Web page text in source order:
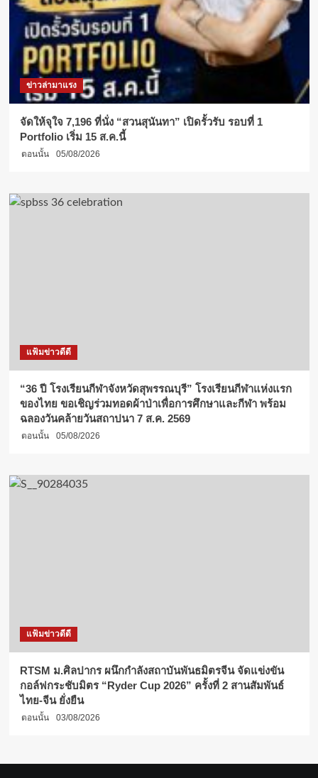
ข่าวล่ามาแรง
จัดให้จุใจ 7,196 ที่นั่ง “สวนสุนันทา” เปิดรั้วรับ รอบที่ 1
Portfolio เริ่ม 15 ส.ค.นี้
ตอนนั้น 05/08/2026
แฟ้มข่าวดีดี
“36 ปี โรงเรียนกีฬาจังหวัดสุพรรณบุรี” โรงเรียนกีฬาแห่งแรก
ของไทย ขอเชิญร่วมทอดผ้าป่าเพื่อการศึกษาและกีฬา พร้อม
ฉลองวันคล้ายวันสถาปนา 7 ส.ค. 2569
ตอนนั้น 05/08/2026
แฟ้มข่าวดีดี
RTSM ม.ศิลปากร ผนึกกำลังสถาบันพันธมิตรจีน จัดแข่งขัน
กอล์ฟกระชับมิตร “Ryder Cup 2026” ครั้งที่ 2 สานสัมพันธ์
ไทย-จีน ยั่งยืน
ตอนนั้น 03/08/2026